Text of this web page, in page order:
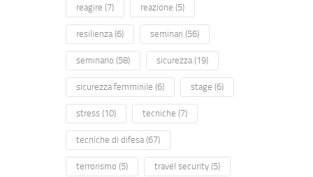
reagire (7) reazione (5)
resilienza(6) seminari (56)
seminario (58) sicurezza(19)
sicurezza femminile (6) stage (6)
stress(10) tecniche (7)
tecniche di difesa(67)
terrorismo (5) travel security(5)